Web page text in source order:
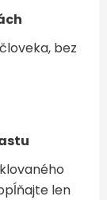
bez
len